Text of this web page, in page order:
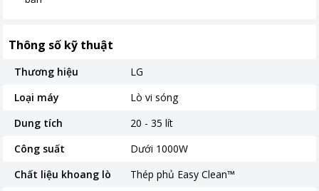
Thông số kỹ thuật
Thương hiệu
LG
Loại máy
Lò vi sóng
Dung tích
20 - 35 lít
Công suất
Dưới 1000W
Chất liệu khoang lò
Thép phủ Easy Clean™